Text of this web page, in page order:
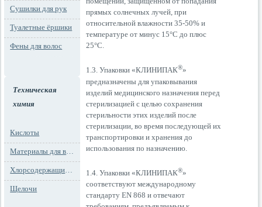
Сушилки для рук
Туалетные ёршики
Фены для волос
Техническая
химия
Кислоты
Материалы для водоподготовки
Хлорсодержащие препараты
Щелочи
прямых солнечных лучей, при
относительной влажности 35-50% и
температуре от минус 15°С до плюс
25°С.
1.3. Упаковки «КЛИНИПАК®»
предназначены для упаковывания
изделий медицинского назначения перед
стерилизацией с целью сохранения
стерильности этих изделий после
стерилизации, во время последующей их
транспортировки и хранения до
использования по назначению.
1.4. Упаковки «КЛИНИПАК®»
соответствуют международному
стандарту EN 868 и отвечают